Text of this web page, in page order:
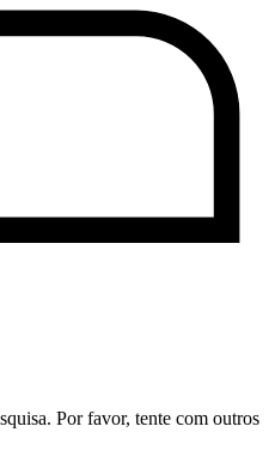
Por favor, tente com outros